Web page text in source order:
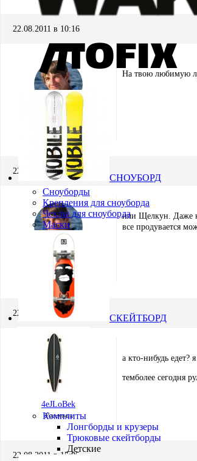
СНОУБОРД
Сноуборды
Крепления для сноуборда
Чехлы для сноуборда
Маски
СКЕЙТБОРД
Комплиты
Лонгборды и крузеры
Трюковые скейтборды
Детские
22.08.2011 в 10:16
Игорь Кремнёв
Хранитель
На твою любимую
22.08.2011 в 10:23
Игорь Кремнёв
Хранитель
или Щелкун. Даже
все продувается
22.08.2011 в 12:00
4eJLoBek
Участник
а кто-нибудь едет?
темболее сегодня
22.08.2011 в 15:05